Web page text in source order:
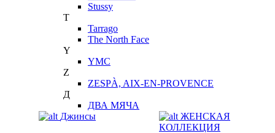
Stussy
T
Tarrago
The North Face
Y
YMC
Z
ZESPÀ, AIX-EN-PROVENCE
Д
ДВА МЯЧА
Джинсы
ЖЕНСКАЯ
КОЛЛЕКЦИЯ